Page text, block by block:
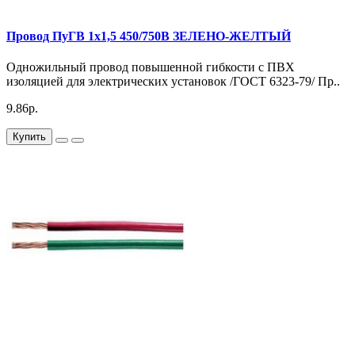
Провод ПуГВ 1х1,5 450/750В ЗЕЛЕНО-ЖЕЛТЫЙ
Одножильный провод повышенной гибкости с ПВХ
изоляцией для электрических установок /ГОСТ 6323-79/ Пр..
9.86р.
Купить